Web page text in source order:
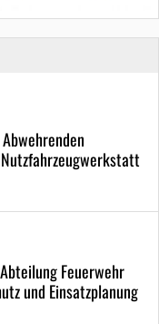
Feuerwehr
und Einsatzplanung